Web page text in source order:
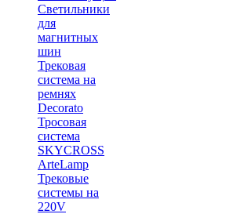
Светильники
для
магнитных
шин
Трековая
система на
ремнях
Decorato
Тросовая
система
SKYCROSS
ArteLamp
Трековые
системы на
220V